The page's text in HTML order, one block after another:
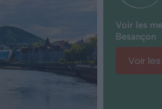
Voir les
Besançon
Voir